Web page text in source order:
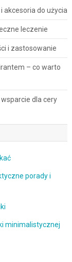
akcesoria do użycia
leczenie
i zastosowanie
– co warto
dla cery
porady i
minimalistycznej